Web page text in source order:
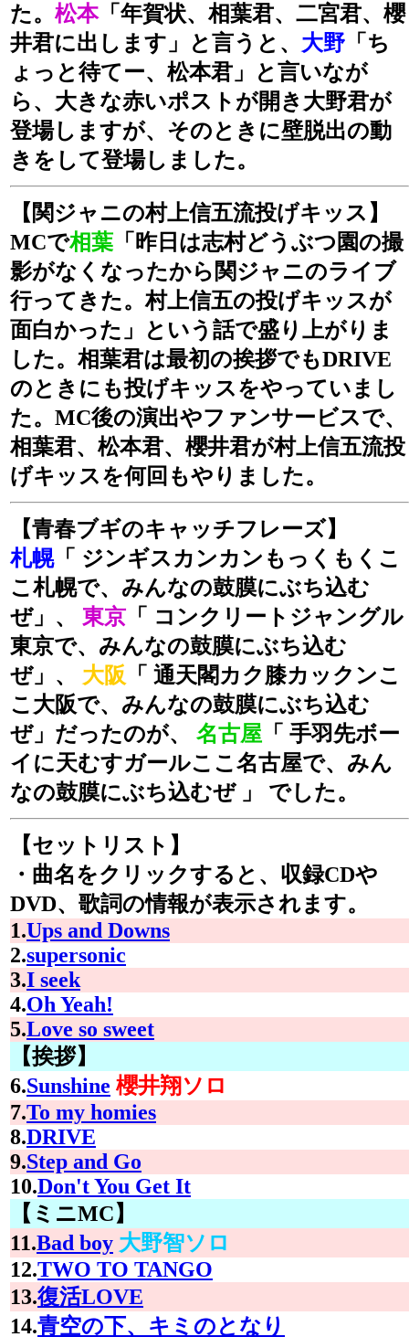
た。 松本「年賀状、相葉君、二宮君、櫻
井君に出します」と言うと、 大野 「ち
ょっと待てー、松本君」と言いなが
ら、大きな赤いポストが開き大野君が
登場しますが、そのときに壁脱出の動
きをして登場しました。
【関ジャニの村上信五流投げキッス】
MCで相葉 「昨日は志村どうぶつ園の撮
影がなくなったから関ジャニのライブ
行ってきた。村上信五の投げキッスが
面白かった」という話で盛り上がりま
した。相葉君は最初の挨拶でもDRIVE
のときにも投げキッスをやっていまし
た。MC後の演出やファンサービスで、
相葉君、松本君、櫻井君が村上信五流投
げキッスを何回もやりました。
【青春ブギのキャッチフレーズ】
札幌「 ジンギスカンカンもっくもくこ
こ札幌で、みんなの鼓膜にぶち込む
ぜ」、 東京 「 コンクリートジャングル
東京で、みんなの鼓膜にぶち込む
ぜ」、 大阪 「 通天閣カク膝カックンこ
こ大阪で、みんなの鼓膜にぶち込む
ぜ」だったのが、 名古屋 「 手羽先ボー
イに天むすガールここ名古屋で、みん
なの鼓膜にぶち込むぜ 」 でした。
【セットリスト】
・曲名をクリックすると、収録CDや
DVD、歌詞の情報が表示されます。
1.Ups and Downs
2.supersonic
3.I seek
4.Oh Yeah!
5.Love so sweet
【挨拶】
6.Sunshine 櫻井翔ソロ
7.To my homies
8.DRIVE
9.Step and Go
10.Don't You Get It
【ミニMC】
11.Bad boy 大野智ソロ
12.TWO TO TANGO
13.復活LOVE
14.青空の下、キミのとなり